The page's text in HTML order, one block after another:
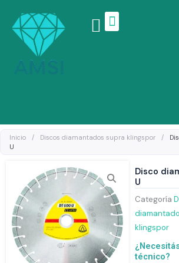
contenido
Inicio / Discos diamantados supra klingspor /
U
Disco
U
Categoría
klingspor
técnico?